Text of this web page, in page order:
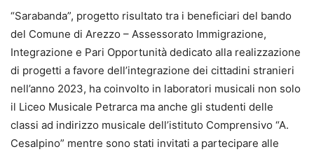
“Sarabanda”, progetto risultato tra i beneficiari del bando
del Comune di Arezzo – Assessorato Immigrazione,
Integrazione e Pari Opportunità dedicato alla realizzazione
di progetti a favore dell’integrazione dei cittadini stranieri
nell’anno 2023, ha coinvolto in laboratori musicali non solo
il Liceo Musicale Petrarca ma anche gli studenti delle
classi ad indirizzo musicale dell’istituto Comprensivo “A.
Cesalpino” mentre sono stati invitati a partecipare alle